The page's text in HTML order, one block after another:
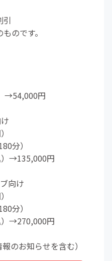
引
のです。
→54,000円
分）
→135,000円
向け
分）
→270,000円
のお知らせを含む）